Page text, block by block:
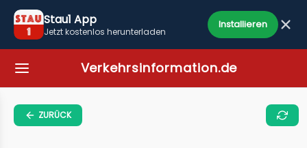
Stau1 App
Jetzt kostenlos herunterladen
Installieren
Verkehrsinformation.de
ZURÜCK